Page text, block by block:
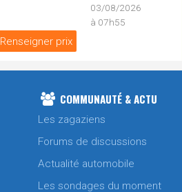
Renseigner prix
03/08/2026
à 07h55
COMMUNAUTÉ & ACTU
Les zagaziens
Forums de discussions
Actualité automobile
Les sondages du moment